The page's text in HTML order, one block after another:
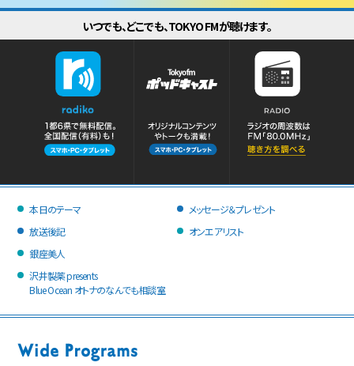
いつでも、どこでも、TOKYO FMが聴けます。
本日のテーマ
放送後記
メッセージ＆プレゼント
オンエアリスト
銀座美人
沢井製薬 presents
Blue Ocean オトナのなんでも相談室